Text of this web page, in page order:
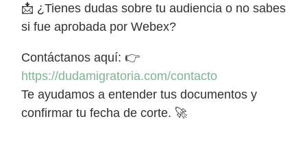
📩 ¿Tienes dudas sobre tu audiencia o no sabes
si fue aprobada por Webex?
Contáctanos aquí: 👉
https://dudamigratoria.com/contacto
Te ayudamos a entender tus documentos y
confirmar tu fecha de corte. 🚀